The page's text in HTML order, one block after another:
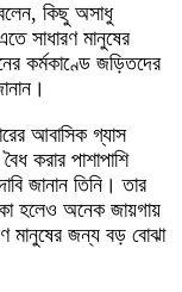
কিছু অসাধু
সাধারণ মানুষের
কর্মকাণ্ডে জড়িতদের
আবাসিক গ্যাস
করার পাশাপাশি
জানান তিনি। তার
হলেও অনেক জায়গায়
মানুষের জন্য বড় বোঝা